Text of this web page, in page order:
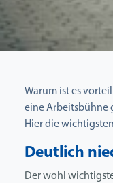
Warum ist es
eine Arbeitsbühne
Hier die
Deutlich
Der wohl